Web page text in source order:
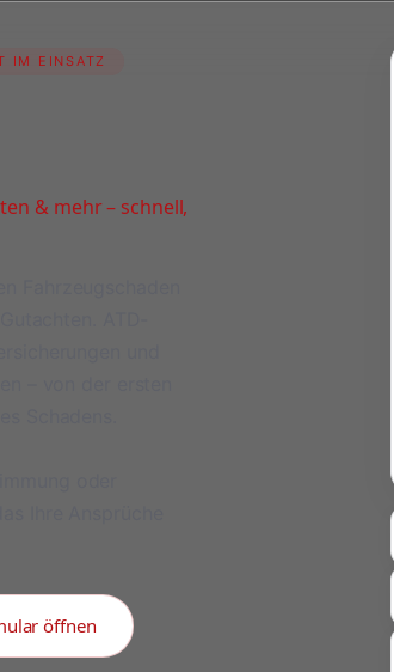
IM EINSATZ
& mehr – schnell,
öffnen